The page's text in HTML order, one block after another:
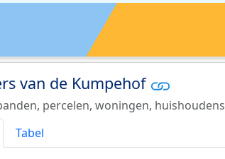
van de Kumpehof
percelen, woningen,
Tabel